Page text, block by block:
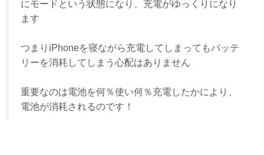
にモードという状態になり、充電がゆっくりになり
ます
つまりiPhoneを寝ながら充電してしまってもバッテ
リーを消耗してしまう心配はありません
重要なのは電池を何％使い何％充電したかにより、
電池が消耗されるのです！